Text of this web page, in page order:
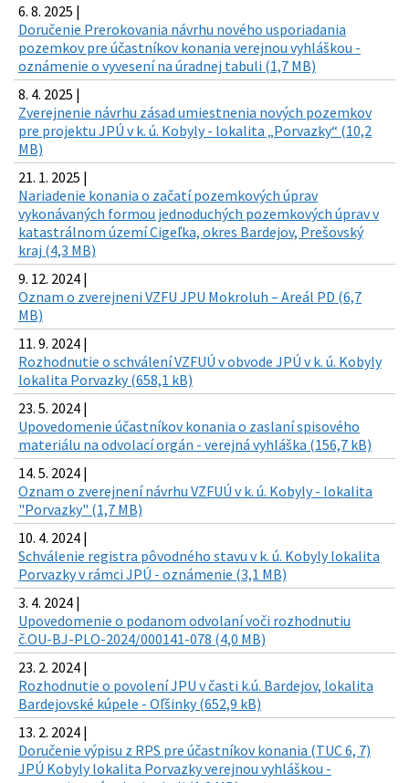
6. 8. 2025 |
Doručenie Prerokovania návrhu nového usporiadania
pozemkov pre účastníkov konania verejnou vyhláškou -
oznámenie o vyvesení na úradnej tabuli (1,7 MB)
8. 4. 2025 |
Zverejnenie návrhu zásad umiestnenia nových pozemkov
pre projektu JPÚ v k. ú. Kobyly - lokalita „Porvazky“ (10,2
MB)
21. 1. 2025 |
Nariadenie konania o začatí pozemkových úprav
vykonávaných formou jednoduchých pozemkových úprav v
katastrálnom území Cigeľka, okres Bardejov, Prešovský
kraj (4,3 MB)
9. 12. 2024 |
Oznam o zverejneni VZFU JPU Mokroluh – Areál PD (6,7
MB)
11. 9. 2024 |
Rozhodnutie o schválení VZFUÚ v obvode JPÚ v k. ú. Kobyly
lokalita Porvazky (658,1 kB)
23. 5. 2024 |
Upovedomenie účastníkov konania o zaslaní spisového
materiálu na odvolací orgán - verejná vyhláška (156,7 kB)
14. 5. 2024 |
Oznam o zverejnení návrhu VZFUÚ v k. ú. Kobyly - lokalita
"Porvazky" (1,7 MB)
10. 4. 2024 |
Schválenie registra pôvodného stavu v k. ú. Kobyly lokalita
Porvazky v rámci JPÚ - oznámenie (3,1 MB)
3. 4. 2024 |
Upovedomenie o podanom odvolaní voči rozhodnutiu
č.OU-BJ-PLO-2024/000141-078 (4,0 MB)
23. 2. 2024 |
Rozhodnutie o povolení JPU v časti k.ú. Bardejov, lokalita
Bardejovské kúpele - Oľšinky (652,9 kB)
13. 2. 2024 |
Doručenie výpisu z RPS pre účastníkov konania (TUC 6, 7)
JPÚ Kobyly lokalita Porvazky verejnou vyhláškou -